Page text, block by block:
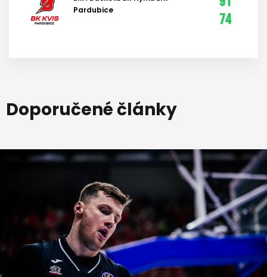
Pardubice
74
Doporučené články